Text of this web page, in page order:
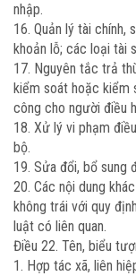
nhập.
16. Quản lý tài chính,
khoản lỗ; các loại tài
17. Nguyên tắc trả
kiểm soát hoặc kiểm
công cho người điều
18. Xử lý vi phạm
bộ.
19. Sửa đổi, bổ sung
20. Các nội dung
không trái với quy
luật có liên quan.
Điều 22. Tên, biểu
1. Hợp tác xã, liên